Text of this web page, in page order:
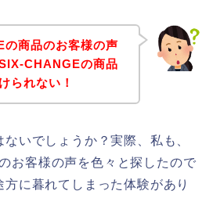
商品のお客様の声
CHANGEの商品
られない！
いでしょうか？実際、私も、
お客様の声を色々と探したので
に暮れてしまった体験があり